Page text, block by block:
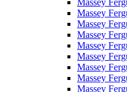
Massey
Massey
Massey
Massey
Massey
Massey
Massey
Massey
Massey